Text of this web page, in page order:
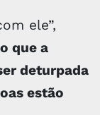
ele”,
que a
deturpada
estão